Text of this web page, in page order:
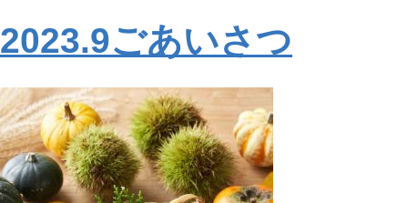
2023.9ごあいさつ